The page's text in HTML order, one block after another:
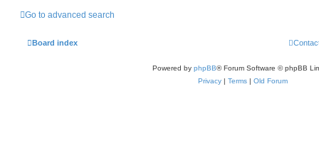
Go to advanced search
Board index
Powered by phpBB® Forum Software © phpBB
Privacy| Terms| Old Forum